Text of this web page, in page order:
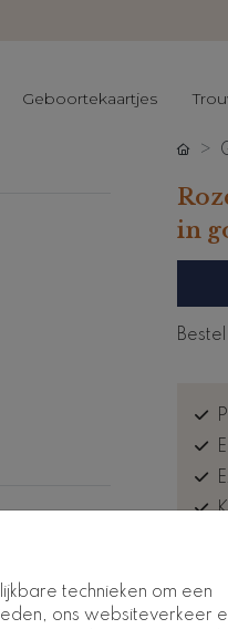
Geboortekaartjes
technieken om een
ons websiteverkeer
in